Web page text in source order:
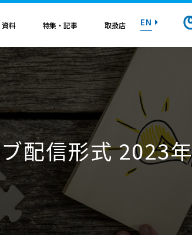
トライア
マニュ
お問
トライア
マニュ
お問
ン
トライア
マニュ
お問
トライア
マニュ
お問
トライア
マニュ
お問
料 特集・記事
トライア
マニュ
お問
取扱店
トライア
マニュ
お問
EN
配信形式 2023